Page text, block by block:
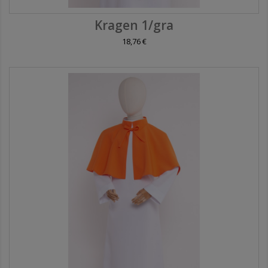
Kragen 1/gra
18,76 €